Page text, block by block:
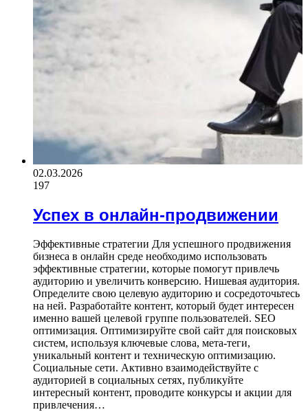
02.03.2026
197
Успех в онлайн-продвижении
Эффективные стратегии Для успешного продвижения
бизнеса в онлайн среде необходимо использовать
эффективные стратегии, которые помогут привлечь
аудиторию и увеличить конверсию. Нишевая аудитория.
Определите свою целевую аудиторию и сосредоточьтесь
на ней. Разработайте контент, который будет интересен
именно вашей целевой группе пользователей. SEO
оптимизация. Оптимизируйте свой сайт для поисковых
систем, используя ключевые слова, мета-теги,
уникальный контент и техническую оптимизацию.
Социальные сети. Активно взаимодействуйте с
аудиторией в социальных сетях, публикуйте
интересный контент, проводите конкурсы и акции для
привлечения…